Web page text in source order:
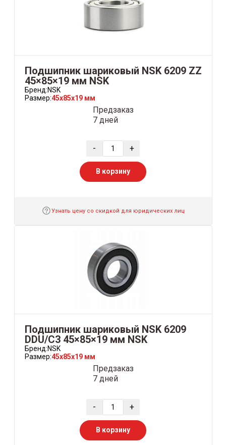
Подшипник шариковый NSK 6209 ZZ
45×85×19 мм NSK
Бренд:NSK
Размер:45x85x19 мм
Предзаказ
7 дней
- +
В корзину
Узнать цену со скидкой для юридических лиц
Подшипник шариковый NSK 6209
DDU/C3 45×85×19 мм NSK
Бренд:NSK
Размер:45x85x19 мм
Предзаказ
7 дней
- +
В корзину